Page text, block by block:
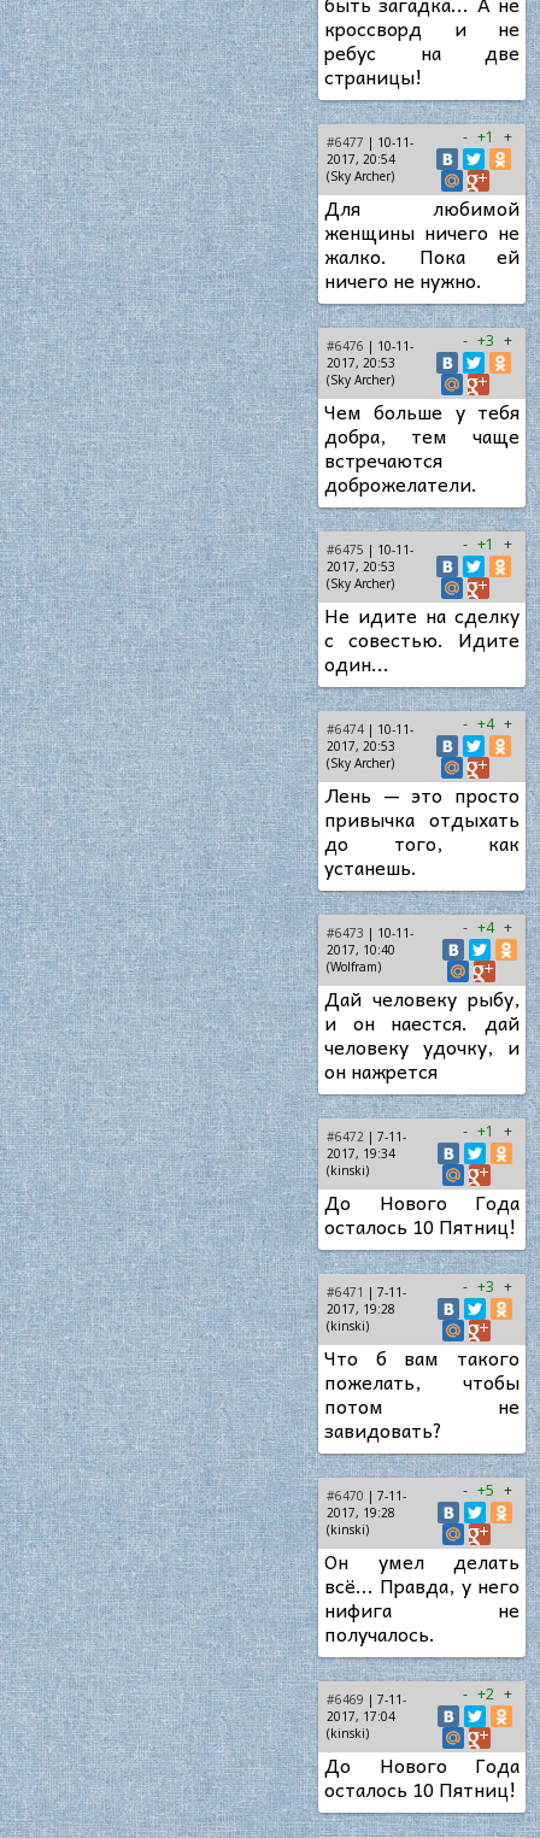
кроссворд и не
ребус на две
страницы!
#6477 | 10-11-
2017, 20:54
(Sky Archer)
- +1 +
Для любимой
женщины ничего не
жалко. Пока ей
ничего не нужно.
#6476 | 10-11-
2017, 20:53
(Sky Archer)
- +3 +
Чем больше у тебя
добра, тем чаще
встречаются
доброжелатели.
#6475 | 10-11-
2017, 20:53
(Sky Archer)
- +1 +
Не идите на сделку
с совестью. Идите
один...
#6474 | 10-11-
2017, 20:53
(Sky Archer)
- +4 +
Лень — это просто
привычка отдыхать
до того, как
устанешь.
#6473 | 10-11-
2017, 10:40
(Wolfram)
- +4 +
Дай человеку рыбу,
и он наестся. дай
человеку удочку, и
он нажрется
#6472 | 7-11-
2017, 19:34
(kinski)
- +1 +
До Нового Года
осталось 10 Пятниц!
#6471 | 7-11-
2017, 19:28
(kinski)
- +3 +
Что б вам такого
пожелать, чтобы
потом не
завидовать?
#6470 | 7-11-
2017, 19:28
(kinski)
- +5 +
Он умел делать
всё... Правда, у него
нифига не
получалось.
#6469 | 7-11-
2017, 17:04
(kinski)
- +2 +
До Нового Года
осталось 10 Пятниц!